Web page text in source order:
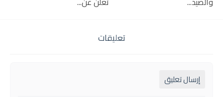
تعليقات
إرسال تعليق